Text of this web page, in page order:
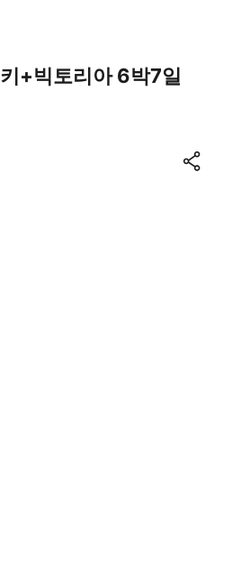
+빅토리아 6박7일